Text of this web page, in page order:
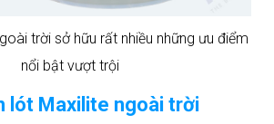
trời sở hữu rất nhiều những ưu điểm
nổi bật vượt trội
lót Maxilite ngoài trời